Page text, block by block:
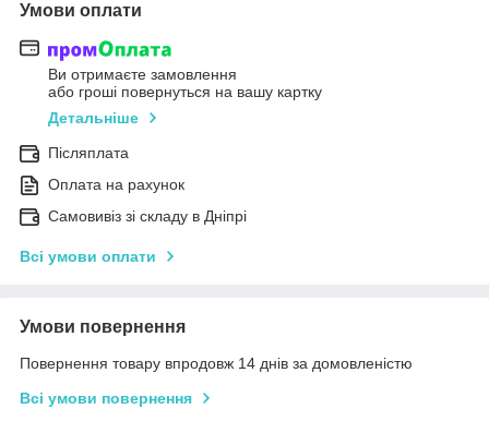
Умови оплати
Ви отримаєте замовлення
або гроші повернуться на вашу картку
Детальніше
Післяплата
Оплата на рахунок
Самовивіз зі складу в Дніпрі
Всі умови оплати
Умови повернення
Повернення товару впродовж 14 днів за домовленістю
Всі умови повернення